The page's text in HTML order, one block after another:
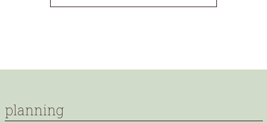
planning